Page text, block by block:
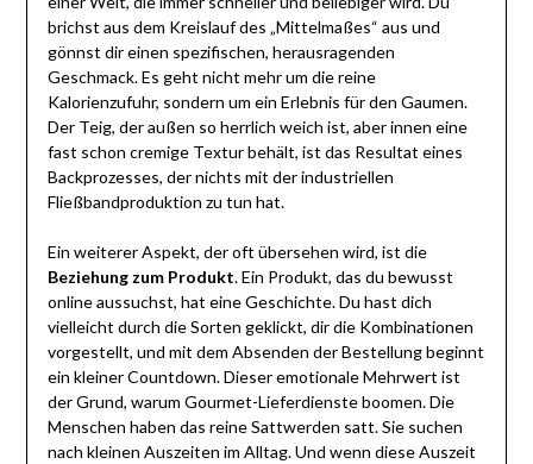
brichst aus dem Kreislauf des „Mittelmaßes“ aus und
gönnst dir einen spezifischen, herausragenden
Geschmack. Es geht nicht mehr um die reine
Kalorienzufuhr, sondern um ein Erlebnis für den Gaumen.
Der Teig, der außen so herrlich weich ist, aber innen eine
fast schon cremige Textur behält, ist das Resultat eines
Backprozesses, der nichts mit der industriellen
Fließbandproduktion zu tun hat.
Ein weiterer Aspekt, der oft übersehen wird, ist die
Beziehung zum Produkt. Ein Produkt, das du bewusst
online aussuchst, hat eine Geschichte. Du hast dich
vielleicht durch die Sorten geklickt, dir die Kombinationen
vorgestellt, und mit dem Absenden der Bestellung beginnt
ein kleiner Countdown. Dieser emotionale Mehrwert ist
der Grund, warum Gourmet-Lieferdienste boomen. Die
Menschen haben das reine Sattwerden satt. Sie suchen
nach kleinen Auszeiten im Alltag. Und wenn diese Auszeit